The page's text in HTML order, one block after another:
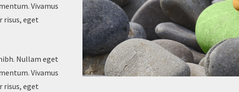
Vivamus
risus, eget
Nullam eget
Vivamus
risus, eget